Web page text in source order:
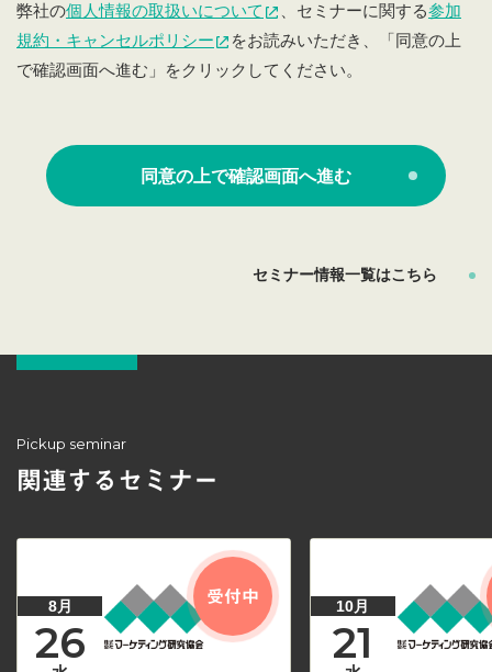
弊社の個人情報の取扱いについて 、セミナーに関する参加
規約・キャンセルポリシー
をお読みいただき、「同意の上
で確認画面へ進む」をクリックしてください。
are a
human,
同意の上で確認画面へ進む
セミナー情報一覧はこちら
Pickup seminar
関連するセミナー
受付中
8月
26
10月
21